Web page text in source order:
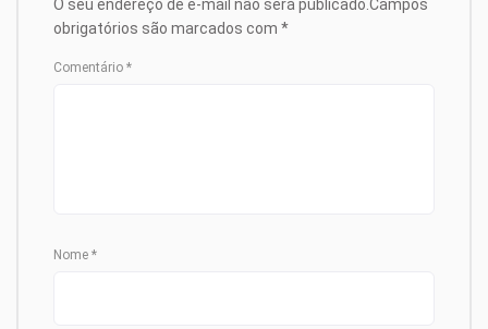
O seu endereço de e-mail não será publicado. Campos
obrigatórios são marcados com *
Comentário *
Nome *